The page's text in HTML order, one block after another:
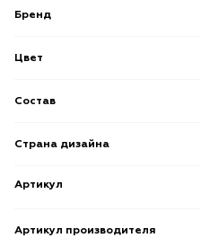
Бренд
Цвет
Состав
Страна дизайна
Артикул
Артикул производителя